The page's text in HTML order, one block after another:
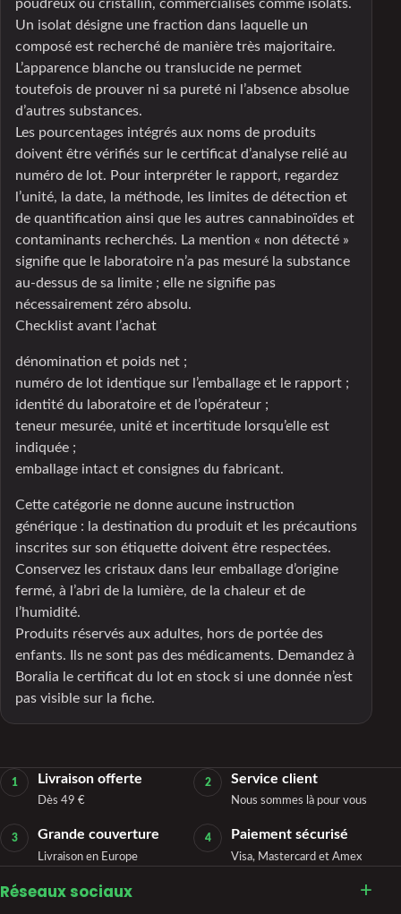
poudreux ou cristallin, commercialisés comme isolats.
Un isolat désigne une fraction dans laquelle un
composé est recherché de manière très majoritaire.
L’apparence blanche ou translucide ne permet
toutefois de prouver ni sa pureté ni l’absence absolue
d’autres substances.
Les pourcentages intégrés aux noms de produits
doivent être vérifiés sur le certificat d’analyse relié au
numéro de lot. Pour interpréter le rapport, regardez
l’unité, la date, la méthode, les limites de détection et
de quantification ainsi que les autres cannabinoïdes et
contaminants recherchés. La mention « non détecté »
signifie que le laboratoire n’a pas mesuré la substance
au-dessus de sa limite ; elle ne signifie pas
nécessairement zéro absolu.
Checklist avant l’achat
dénomination et poids net ;
numéro de lot identique sur l’emballage et le rapport ;
identité du laboratoire et de l’opérateur ;
teneur mesurée, unité et incertitude lorsqu’elle est
indiquée ;
emballage intact et consignes du fabricant.
Cette catégorie ne donne aucune instruction
générique : la destination du produit et les précautions
inscrites sur son étiquette doivent être respectées.
Conservez les cristaux dans leur emballage d’origine
fermé, à l’abri de la lumière, de la chaleur et de
l’humidité.
Produits réservés aux adultes, hors de portée des
enfants. Ils ne sont pas des médicaments. Demandez à
Boralia le certificat du lot en stock si une donnée n’est
pas visible sur la fiche.
1 Livraison offerte
Dès 49 €
2 Service client
Nous sommes là pour vous
3 Grande couverture
Livraison en Europe
4 Paiement sécurisé
Visa, Mastercard et Amex
Réseaux sociaux